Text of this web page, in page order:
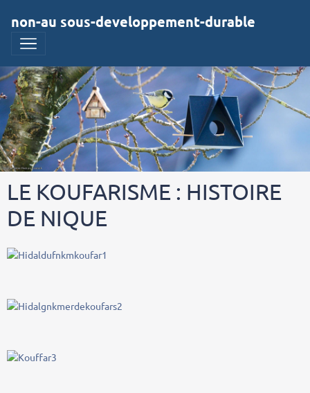
non-au sous-developpement-durable
LE KOUFARISME : HISTOIRE
DE NIQUE